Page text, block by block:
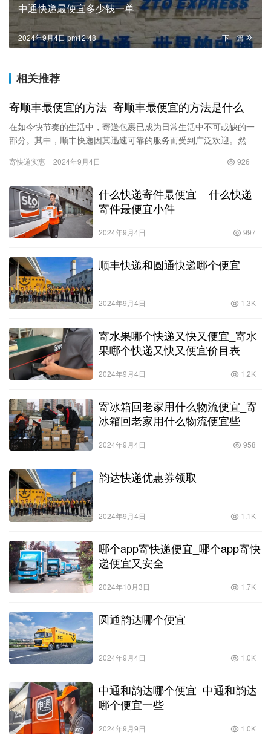
中通快递最便宜多少钱一单
下一篇
2024年9月4日 pm12:48
相关推荐
寄顺丰最便宜的方法_寄顺丰最便宜的方法是什么
在如今快节奏的生活中，寄送包裹已成为日常生活中不可或缺的一
部分。其中，顺丰快递因其迅速可靠的服务而受到广泛欢迎。然
过程中花…
寄快递实惠 2024年9月4日 926
什么快递寄件最便宜__什么快递
寄件最便宜小件
2024年9月4日 997
顺丰快递和圆通快递哪个便宜
2024年9月4日 1.3K
寄水果哪个快递又快又便宜_寄水
果哪个快递又快又便宜价目表
2024年9月4日 1.2K
寄冰箱回老家用什么物流便宜_寄
冰箱回老家用什么物流便宜些
2024年9月4日 958
韵达快递优惠券领取
2024年9月4日 1.1K
哪个app寄快递便宜_哪个app寄快
递便宜又安全
2024年10月3日 1.7K
圆通韵达哪个便宜
2024年9月4日 1.0K
中通和韵达哪个便宜_中通和韵达
哪个便宜一些
2024年9月9日 1.0K